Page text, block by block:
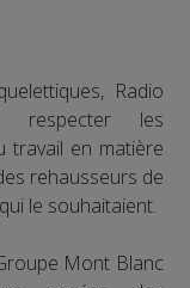
Radio
respecter les
travail en matière
rehausseurs de
le souhaitaient.
Mont Blanc